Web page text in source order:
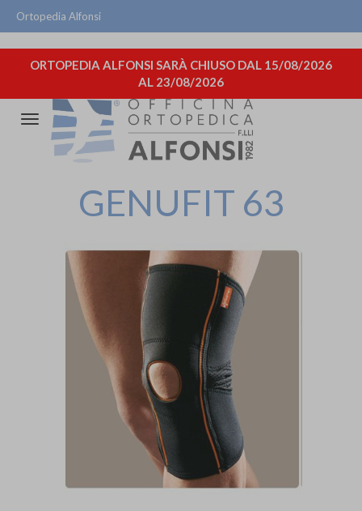
Ortopedia Alfonsi
ORTOPEDIA ALFONSI SARÀ CHIUSO DAL 15/08/2026
AL 23/08/2026
Attiva/disattiva
navigazione
GENUFIT 63